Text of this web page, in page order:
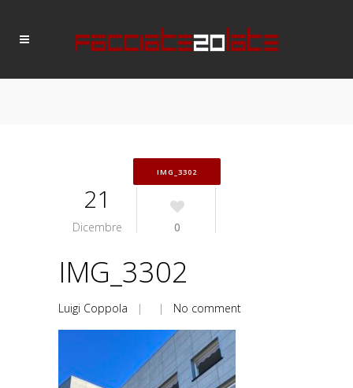
IMG_3302
21
Dicembre 0
IMG_3302
Luigi Coppola | | No comment